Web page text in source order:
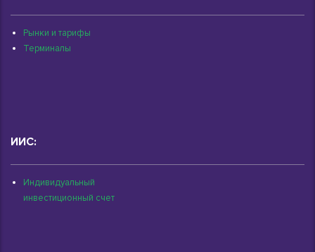
Рынки и тарифы
Терминалы
ИИС:
Индивидуальный
инвестиционный счет